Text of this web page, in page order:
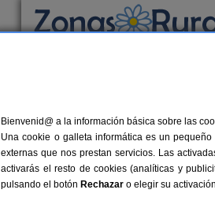
Casas Rurales
Bienvenid@ a la información básica sobre las
Una cookie o galleta informática es un
externas que nos prestan servicios. Las
activarás el resto de cookies (analíticas y
pulsando el botón Rechazar o elegir su